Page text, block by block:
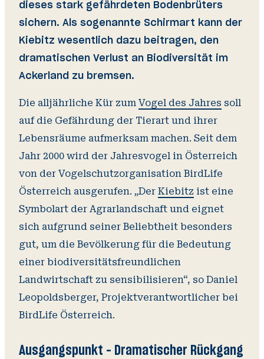
dieses stark gefährdeten Bodenbrüters
sichern. Als sogenannte Schirmart kann der
Kiebitz wesentlich dazu beitragen, den
dramatischen Verlust an Biodiversität im
Ackerland zu bremsen.
Die alljährliche Kür zum Vogel des Jahres soll
auf die Gefährdung der Tierart und ihrer
Lebensräume aufmerksam machen. Seit dem
Jahr 2000 wird der Jahresvogel in Österreich
von der Vogelschutzorganisation BirdLife
Österreich ausgerufen. „Der Kiebitz ist eine
Symbolart der Agrarlandschaft und eignet
sich aufgrund seiner Beliebtheit besonders
gut, um die Bevölkerung für die Bedeutung
einer biodiversitätsfreundlichen
Landwirtschaft zu sensibilisieren“, so Daniel
Leopoldsberger, Projektverantwortlicher bei
BirdLife Österreich.
Ausgangspunkt - Dramatischer Rückgang